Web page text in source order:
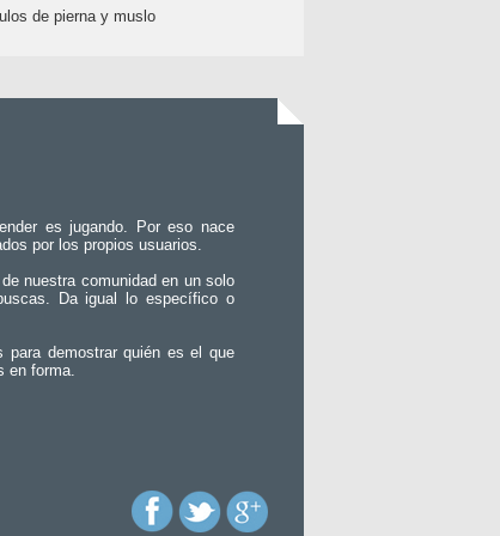
de pierna y muslo
es jugando. Por eso nace
por los propios usuarios.
nuestra comunidad en un solo
Da igual lo específico o
para demostrar quién es el que
en forma.